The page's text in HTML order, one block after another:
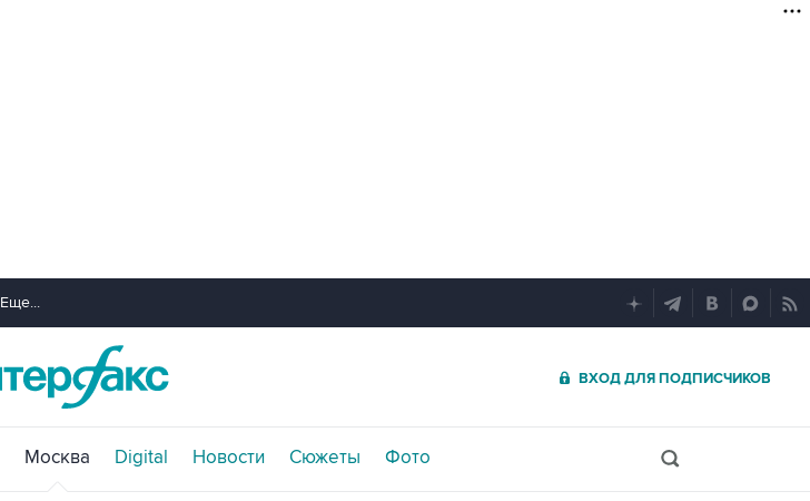
Еще...
ВХОД ДЛЯ ПОДПИСЧИКОВ
Москва Digital Новости Сюжеты Фото